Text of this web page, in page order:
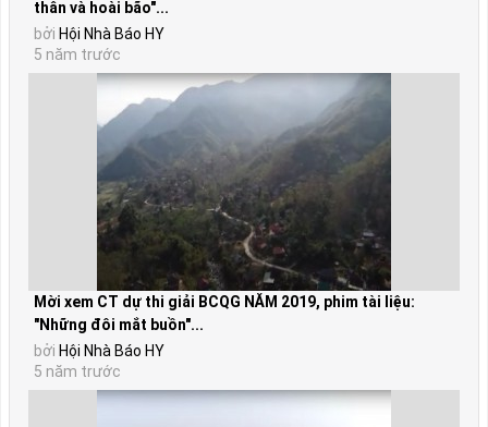
thân và hoài bão"...
bởi Hội Nhà Báo HY
5 năm trước
Mời xem CT dự thi giải BCQG NĂM 2019, phim tài liệu:
"Những đôi mắt buồn"...
bởi Hội Nhà Báo HY
5 năm trước